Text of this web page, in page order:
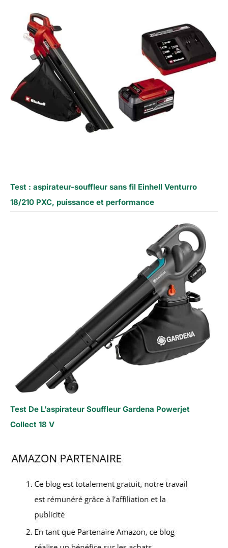
Test : aspirateur-souffleur sans fil Einhell Venturro
18/210 PXC, puissance et performance
Test De L’aspirateur Souffleur Gardena Powerjet
Collect 18 V